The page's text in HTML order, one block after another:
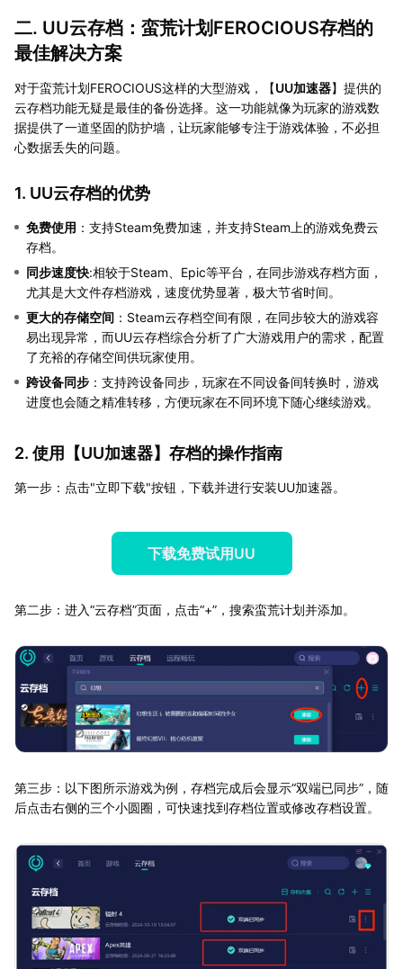
二. UU云存档：蛮荒计划FEROCIOUS存档的
最佳解决方案
对于蛮荒计划FEROCIOUS这样的大型游戏，【UU加速器】提供的
云存档功能无疑是最佳的备份选择。这一功能就像为玩家的游戏数
据提供了一道坚固的防护墙，让玩家能够专注于游戏体验，不必担
心数据丢失的问题。
1. UU云存档的优势
免费使用 ：支持Steam免费加速，并支持Steam上的游戏免费云
存档。
同步速度快:相较于Steam、Epic等平台，在同步游戏存档方面，
尤其是大文件存档游戏，速度优势显著，极大节省时间。
更大的存储空间 ：Steam云存档空间有限，在同步较大的游戏容
易出现异常，而UU云存档综合分析了广大游戏用户的需求，配置
了充裕的存储空间供玩家使用。
跨设备同步 ：支持跨设备同步，玩家在不同设备间转换时，游戏
进度也会随之精准转移，方便玩家在不同环境下随心继续游戏。
2. 使用【UU加速器】存档的操作指南
第一步：点击"立即下载"按钮，下载并进行安装UU加速器。
下载免费试用UU
第二步：进入“云存档”页面，点击“+”，搜索蛮荒计划并添加。
第三步：以下图所示游戏为例，存档完成后会显示“双端已同步”，随
后点击右侧的三个小圆圈，可快速找到存档位置或修改存档设置。